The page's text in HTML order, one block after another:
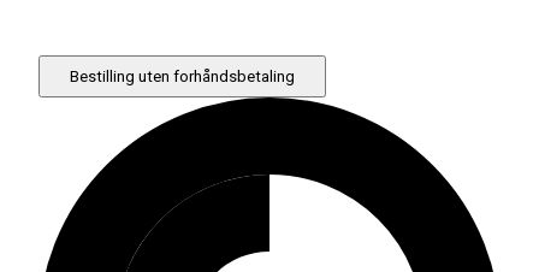
Bestilling uten forhåndsbetaling